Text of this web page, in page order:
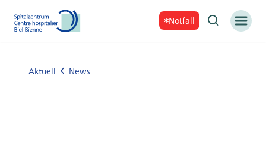
Notfall
Aktuell News